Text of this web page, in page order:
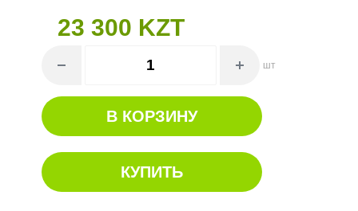
23 300 KZT
шт
В КОРЗИНУ
КУПИТЬ